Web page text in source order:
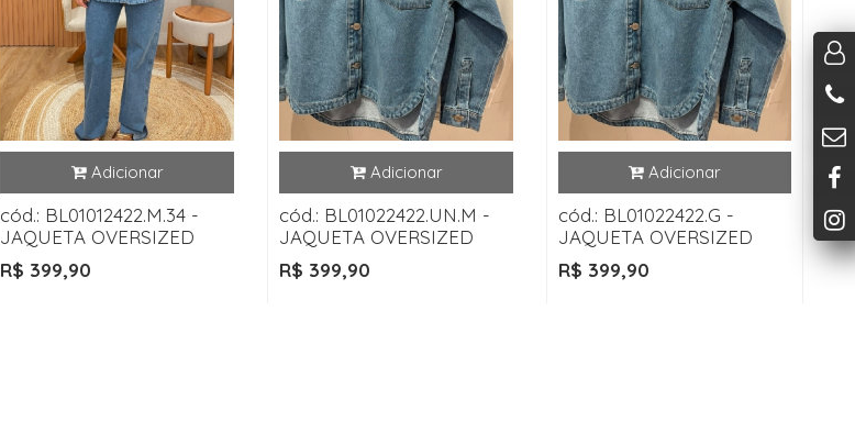
cód.: BL01012422.M.34 -
JAQUETA OVERSIZED
R$ 399,90
cód.: BL01022422.UN.M -
JAQUETA OVERSIZED
R$ 399,90
cód.: BL01022422.G -
JAQUETA OVERSIZED
R$ 399,90